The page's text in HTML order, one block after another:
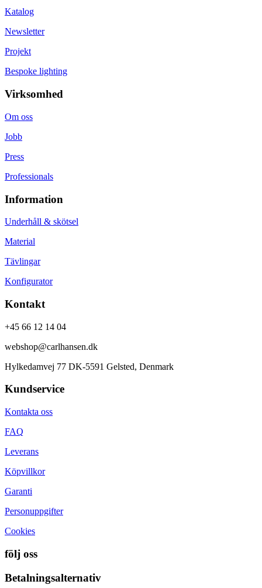
Katalog
Newsletter
Projekt
Bespoke lighting
Virksomhed
Om oss
Jobb
Press
Professionals
Information
Underhåll & skötsel
Material
Tävlingar
Konfigurator
Kontakt
+45 66 12 14 04
webshop@carlhansen.dk
Hylkedamvej 77 DK-5591 Gelsted, Denmark
Kundservice
Kontakta oss
FAQ
Leverans
Köpvillkor
Garanti
Personuppgifter
Cookies
följ oss
Betalningsalternativ